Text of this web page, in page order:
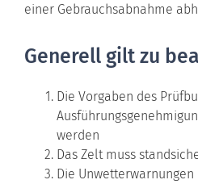
einer Gebrauchsabnahme
Generell gilt zu
Die Vorgaben des
werden
Das Zelt muss
Die Unwetterwarnungen